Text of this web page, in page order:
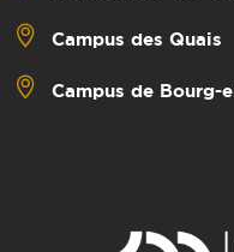
Campus des Quais
Campus de Bourg-